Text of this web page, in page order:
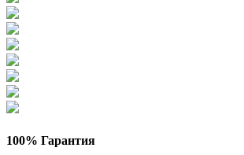
100% Гарантия